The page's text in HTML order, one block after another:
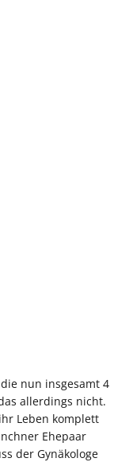
nun insgesamt 4
allerdings nicht.
Leben komplett
Ehepaar
der Gynäkologe